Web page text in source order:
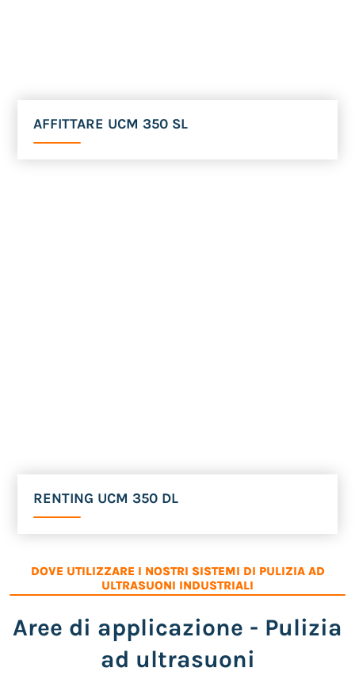
AFFITTARE UCM 350 SL
RENTING UCM 350 DL
DOVE UTILIZZARE I NOSTRI SISTEMI DI PULIZIA AD
ULTRASUONI INDUSTRIALI
Aree di applicazione - Pulizia
ad ultrasuoni